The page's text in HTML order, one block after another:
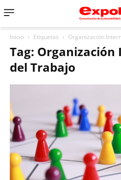
Inicio Etiquetas Organización
Tag:
del Trabajo